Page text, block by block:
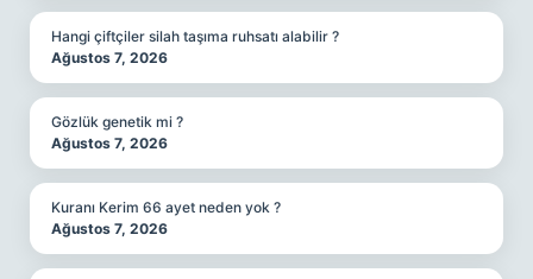
Hangi çiftçiler silah taşıma ruhsatı alabilir ?
Ağustos 7, 2026
Gözlük genetik mi ?
Ağustos 7, 2026
Kuranı Kerim 66 ayet neden yok ?
Ağustos 7, 2026